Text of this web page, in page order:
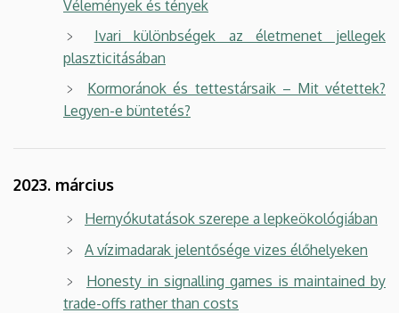
Vélemények és tények
Ivari különbségek az életmenet jellegek
plaszticitásában
Kormoránok és tettestársaik – Mit vétettek?
Legyen-e büntetés?
2023. március
Hernyókutatások szerepe a lepkeökológiában
A vízimadarak jelentősége vizes élőhelyeken
Honesty in signalling games is maintained by
trade-offs rather than costs